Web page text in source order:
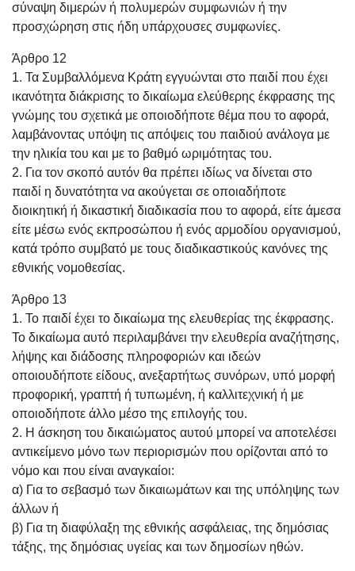
σύναψη διμερών ή πολυμερών συμφωνιών ή την
προσχώρηση στις ήδη υπάρχουσες συμφωνίες.
Άρθρο 12
1. Τα Συμβαλλόμενα Κράτη εγγυώνται στο παιδί που έχει
ικανότητα διάκρισης το δικαίωμα ελεύθερης έκφρασης της
γνώμης του σχετικά με οποιοδήποτε θέμα που το αφορά,
λαμβάνοντας υπόψη τις απόψεις του παιδιού ανάλογα με
την ηλικία του και με το βαθμό ωριμότητας του.
2. Για τον σκοπό αυτόν θα πρέπει ιδίως να δίνεται στο
παιδί η δυνατότητα να ακούγεται σε οποιαδήποτε
διοικητική ή δικαστική διαδικασία που το αφορά, είτε άμεσα
είτε μέσω ενός εκπροσώπου ή ενός αρμοδίου οργανισμού,
κατά τρόπο συμβατό με τους διαδικαστικούς κανόνες της
εθνικής νομοθεσίας.
Άρθρο 13
1. Το παιδί έχει το δικαίωμα της ελευθερίας της έκφρασης.
Το δικαίωμα αυτό περιλαμβάνει την ελευθερία αναζήτησης,
λήψης και διάδοσης πληροφοριών και ιδεών
οποιουδήποτε είδους, ανεξαρτήτως συνόρων, υπό μορφή
προφορική, γραπτή ή τυπωμένη, ή καλλιτεχνική ή με
οποιοδήποτε άλλο μέσο της επιλογής του.
2. Η άσκηση του δικαιώματος αυτού μπορεί να αποτελέσει
αντικείμενο μόνο των περιορισμών που ορίζονται από το
νόμο και που είναι αναγκαίοι:
α) Για το σεβασμό των δικαιωμάτων και της υπόληψης των
άλλων ή
β) Για τη διαφύλαξη της εθνικής ασφάλειας, της δημόσιας
τάξης, της δημόσιας υγείας και των δημοσίων ηθών.